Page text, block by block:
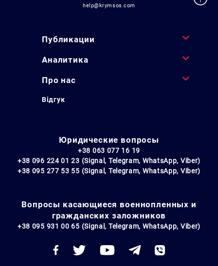
help@krymsos.com
Публикации
Аналитика
Про нас
Відгук
Юридические вопросы
+38 063 077 16 19
+38 096 224 01 23 (Signal, Telegram, WhatsApp, Viber)
+38 095 277 53 55 (Signal, Telegram, WhatsApp, Viber)
Вопросы касающиеся военнопленных и
гражданских заложников
+38 095 931 00 65 (Signal, Telegram, WhatsApp, Viber)